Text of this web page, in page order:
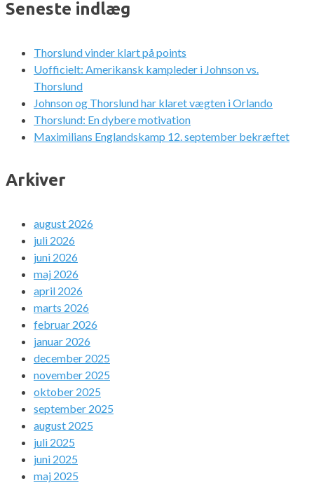
Seneste indlæg
Thorslund vinder klart på points
Uofficielt: Amerikansk kampleder i Johnson vs.
Thorslund
Johnson og Thorslund har klaret vægten i Orlando
Thorslund: En dybere motivation
Maximilians Englandskamp 12. september bekræftet
Arkiver
august 2026
juli 2026
juni 2026
maj 2026
april 2026
marts 2026
februar 2026
januar 2026
december 2025
november 2025
oktober 2025
september 2025
august 2025
juli 2025
juni 2025
maj 2025